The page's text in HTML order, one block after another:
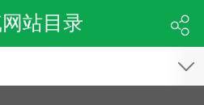
站目录